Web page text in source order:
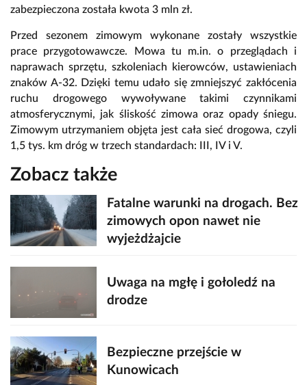
zabezpieczona została kwota 3 mln zł.
Przed sezonem zimowym wykonane zostały wszystkie
prace przygotowawcze. Mowa tu m.in. o przeglądach i
naprawach sprzętu, szkoleniach kierowców, ustawieniach
znaków A-32. Dzięki temu udało się zmniejszyć zakłócenia
ruchu drogowego wywoływane takimi czynnikami
atmosferycznymi, jak śliskość zimowa oraz opady śniegu.
Zimowym utrzymaniem objęta jest cała sieć drogowa, czyli
1,5 tys. km dróg w trzech standardach: III, IV i V.
Zobacz także
Fatalne warunki na drogach. Bez
zimowych opon nawet nie
wyjeżdżajcie
Uwaga na mgłę i gołoledź na
drodze
Bezpieczne przejście w
Kunowicach